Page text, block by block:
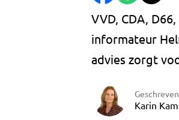
VVD, CDA,
informateur
advies zorgt
Karin